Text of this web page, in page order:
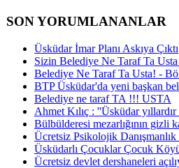
SON YORUMLANANLAR
Üsküdar İmar Planı Askıya Çıktı
Sizin Belediye Ne Taraf Ta
Belediye Ne Taraf Ta Usta! -
BTP Üsküdar'da yeni başkan
Belediye ne taraf TA !!! USTA
Ahmet Kılıç : ''Üsküdar
Bülbülderesi mezarlığının gizli
Ücretsiz Psikolojik
Üsküdarlı Çocuklar Çocuk
Ücretsiz devlet dershaneleri